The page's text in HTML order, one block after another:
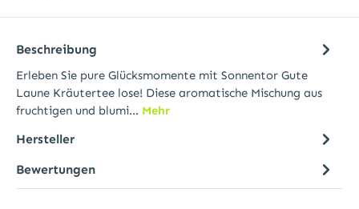
Beschreibung
Erleben Sie pure Glücksmomente mit Sonnentor Gute
Laune Kräutertee lose! Diese aromatische Mischung aus
fruchtigen und blumi… Mehr
Hersteller
Bewertungen